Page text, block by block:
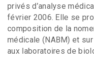
privés d’analyse
février 2006. Elle se
composition de la
médicale (NABM) et
aux laboratoires de